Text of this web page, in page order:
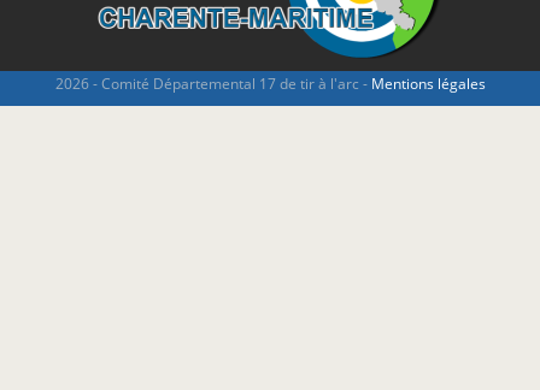
2026 - Comité Départemental 17 de tir à l'arc - Mentions légales